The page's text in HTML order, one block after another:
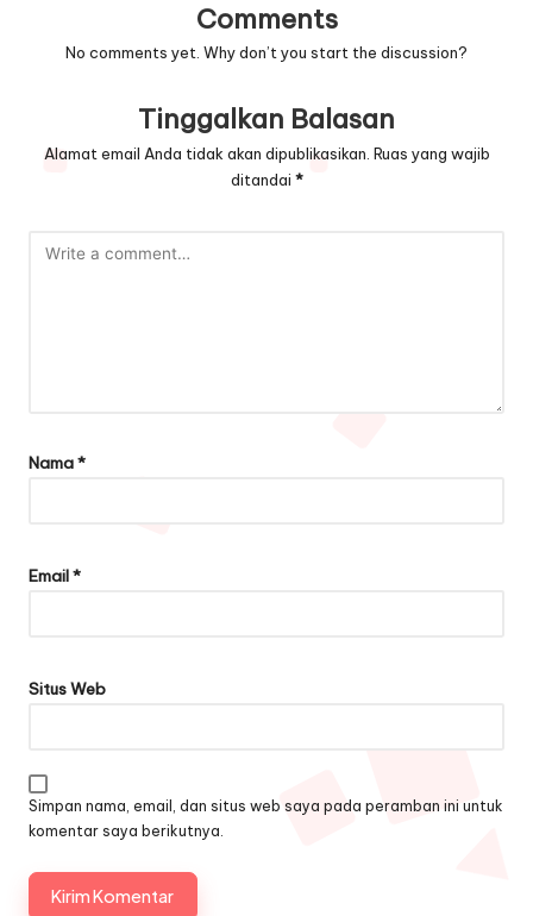
Comments
No comments yet. Why don’t you start the discussion?
Tinggalkan Balasan
Alamat email Anda tidak akan dipublikasikan. Ruas yang wajib
ditandai *
Nama*
Email*
Situs Web
Simpan nama, email, dan situs web saya pada peramban ini untuk
komentar saya berikutnya.